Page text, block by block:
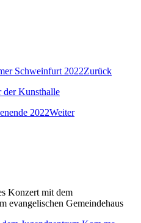
Zurück
der Kunsthalle
Weiter
Konzert mit dem
evangelischen Gemeindehaus